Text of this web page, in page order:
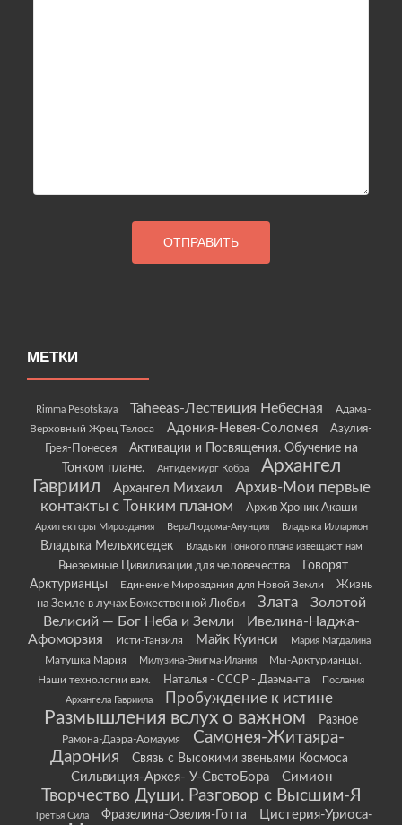
МЕТКИ
Rimma Pesotskaya Taheeas-Лествиция Небесная
Адама-
Верховный Жрец Телоса
Адония-Невея-Соломея
Азулия-
Грея-Понесея
Активации и Посвящения. Обучение на
Тонком плане.
Антидемиург Кобра
Архангел
Гавриил
Архангел Михаил
Архив-Мои первые
контакты с Тонким планом
Архив Хроник Акаши
Архитекторы Мироздания ВераЛюдома-Анунция Владыка Илларион
Владыка Мельхиседек Владыки Тонкого плана извещают нам
Внеземные Цивилизации для человечества
Говорят
Арктурианцы
Единение Мироздания для Новой Земли
Жизнь
на Земле в лучах Божественной Любви
Злата
Золотой
Велисий — Бог Неба и Земли
Ивелина-Наджа-
Афоморзия
Исти-Танзиля Майк Куинси Мария Магдалина
Матушка Мария Милузина-Энигма-Илания
Мы-Арктурианцы.
Наши технологии вам.
Наталья - СССР - Даэманта
Послания
Архангела Гавриила
Пробуждение к истине
Размышления вслух о важном Разное
Рамона-Даэра-Аомаумя
Самонея-Житаяра-
Дарония
Связь с Высокими звеньями Космоса
Сильвиция-Архея- У-СветоБора Симион
Творчество Души. Разговор с Высшим-Я
Третья Сила Фразелина-Озелия-Готта
Цистерия-Уриоса-